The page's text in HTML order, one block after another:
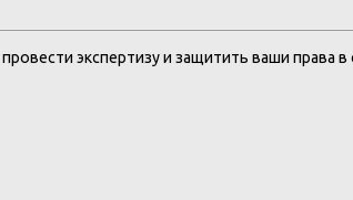
экспертизу и защитить ваши права в